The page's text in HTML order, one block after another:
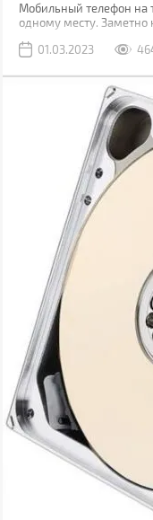
Мобильный телефон на
одному месту. Заметно
розетке.
01.03.2023